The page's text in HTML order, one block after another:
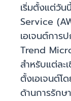
เริ่มตั้งแต่วั
Service
เอเจนต์การ
Trend
สำหรับแต่ละ
ตั้งเอเจนต์โ
ด้านการรัก